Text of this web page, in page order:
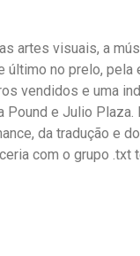
artes visuais, a
no prelo, pela
vendidos e uma
e Julio Plaza.
da tradução e
com o grupo .txt